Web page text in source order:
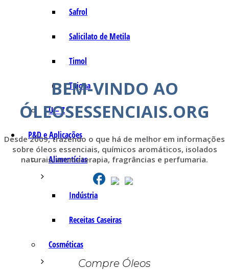
Safrol
Salicilato de Metila
Timol
Tujona
U – Z
P&D e Aplicações
Alimentícias
Indústria
Receitas Caseiras
Cosméticas
BEM-VINDO AO
ÓLEOSESSENCIAIS.ORG
Desde 2009, trazendo o que há de melhor em informações
sobre óleos essenciais, químicos aromáticos, isolados
naturais, aromaterapia, fragrâncias e perfumaria.
Compre Óleos